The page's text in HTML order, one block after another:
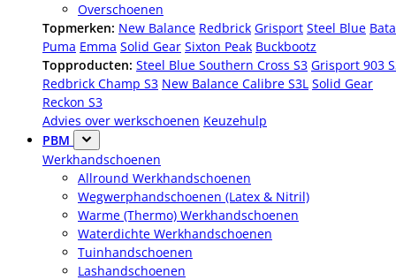
Overschoenen
Topmerken: New Balance Redbrick Grisport Steel Blue Bata
Puma Emma Solid Gear Sixton Peak Buckbootz
Topproducten: Steel Blue Southern Cross S3 Grisport 903
Redbrick Champ S3 New Balance Calibre S3L Solid Gear
Reckon S3
Advies over werkschoenen Keuzehulp
PBM
Werkhandschoenen
Allround Werkhandschoenen
Wegwerphandschoenen (Latex & Nitril)
Warme (Thermo) Werkhandschoenen
Waterdichte Werkhandschoenen
Tuinhandschoenen
Lashandschoenen